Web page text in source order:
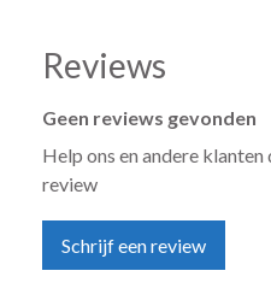
Reviews
Geen reviews gevonden
Help ons en andere
review
Schrijf een review